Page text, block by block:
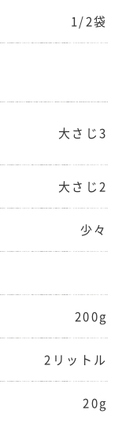
1/2袋
大さじ3
大さじ2
少々
200g
2リットル
20g